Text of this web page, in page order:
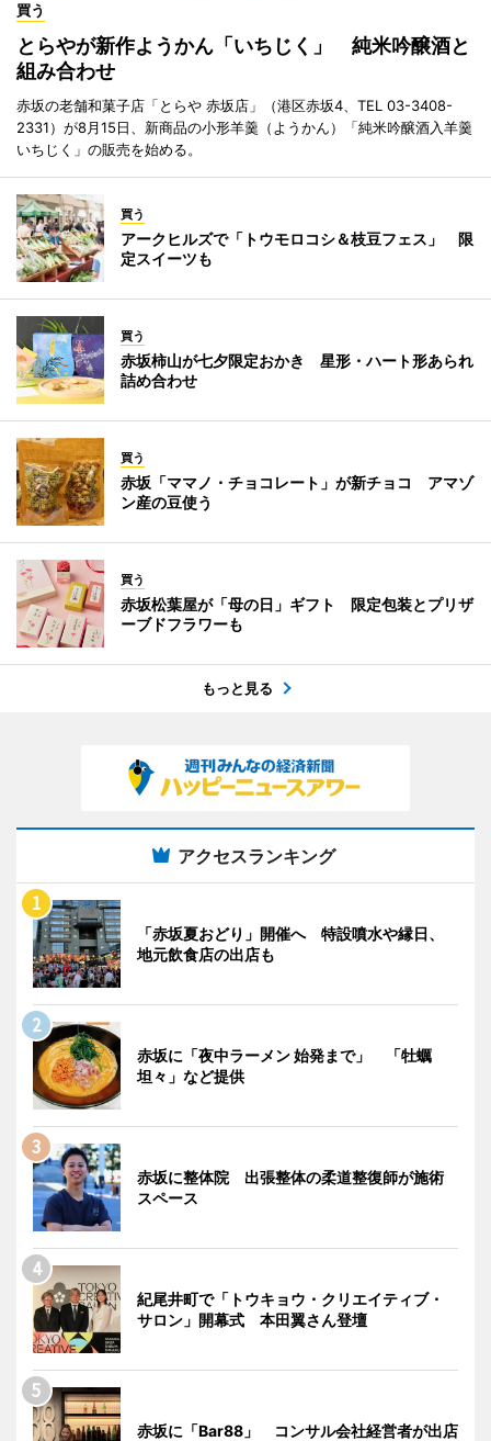
買う
とらやが新作ようかん「いちじく」 純米吟醸酒と
組み合わせ
赤坂の老舗和菓子店「とらや 赤坂店」（港区赤坂4、TEL 03-3408-
2331）が8月15日、新商品の小形羊羹（ようかん）「純米吟醸酒入羊羹
いちじく」の販売を始める。
買う
アークヒルズで「トウモロコシ＆枝豆フェス」 限
定スイーツも
買う
赤坂柿山が七夕限定おかき 星形・ハート形あられ
詰め合わせ
買う
赤坂「ママノ・チョコレート」が新チョコ アマゾ
ン産の豆使う
買う
赤坂松葉屋が「母の日」ギフト 限定包装とプリザ
ーブドフラワーも
もっと見る
アクセスランキング
「赤坂夏おどり」開催へ 特設噴水や縁日、
地元飲食店の出店も
赤坂に「夜中ラーメン 始発まで」 「牡蠣
坦々」など提供
赤坂に整体院 出張整体の柔道整復師が施術
スペース
紀尾井町で「トウキョウ・クリエイティブ・
サロン」開幕式 本田翼さん登壇
赤坂に「Bar88」 コンサル会社経営者が出店